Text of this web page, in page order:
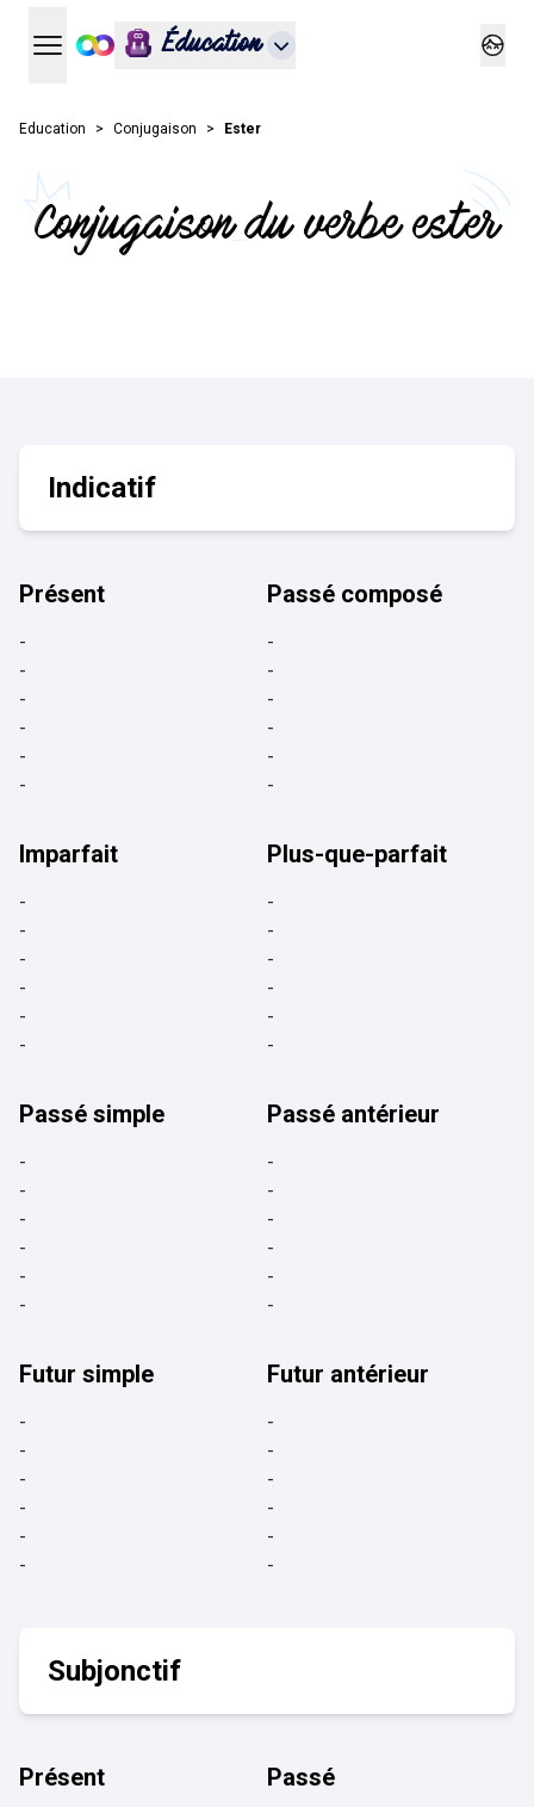
Ouvrir le menu principal
Éducation
Education Conjugaison Ester
Conjugaison du verbe ester
Indicatif
Présent
-
-
-
-
-
-
Passé composé
-
-
-
-
-
-
Imparfait
-
-
-
-
-
-
Plus-que-parfait
-
-
-
-
-
-
Passé simple
-
-
-
-
-
-
Passé antérieur
-
-
-
-
-
-
Futur simple
-
-
-
-
-
-
Futur antérieur
-
-
-
-
-
-
Subjonctif
Présent Passé